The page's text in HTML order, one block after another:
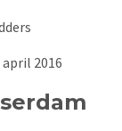
april 2016